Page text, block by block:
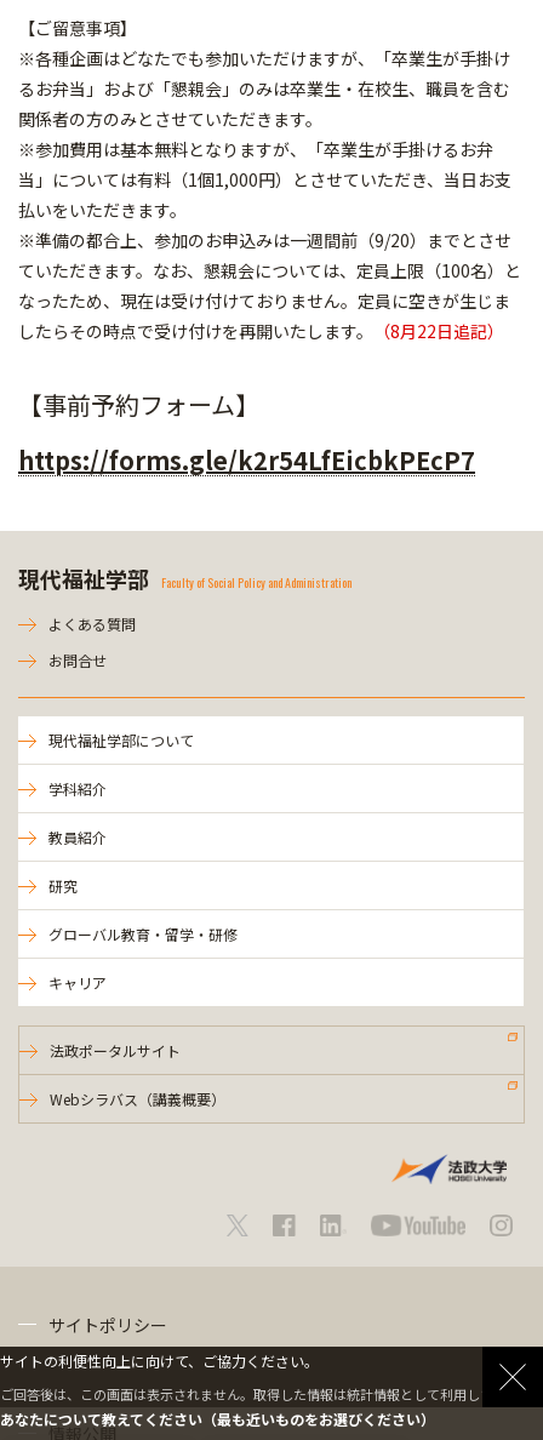
【ご留意事項】
※各種企画はどなたでも参加いただけますが、「卒業生が手掛け
るお弁当」および「懇親会」のみは卒業生・在校生、 職員を含む
関係者の方のみとさせていただきます。
※参加費用は基本無料となりますが、「卒業生が手掛けるお弁
当」については有料（1個1,000円）とさせていただき、当日お支
払いをいただきます。
※準備の都合上、参加のお申込みは一週間前（9/20）までとさせ
ていただきます。なお、懇親会については、定員上限（100名）と
なったため、現在は受け付けておりません。定員に空きが生じま
したらその時点で受け付けを再開いたします。
（8月22日追記）
【事前予約フォーム】
https://forms.gle/k2r54LfEicbkPEcP7
現代福祉学部 Faculty of Social Policy and Administration
よくある質問
お問合せ
現代福祉学部について
学科紹介
教員紹介
研究
グローバル教育・留学・研修
キャリア
法政ポータルサイト
Webシラバス（講義概要）
サイトポリシー
情報公開
サイトの利便性向上に向けて、ご協力ください。
ご回答後は、この画面は表示されません。取得した情報は統計情報として利用します。
あなたについて教えてください（最も近いものをお選びください）